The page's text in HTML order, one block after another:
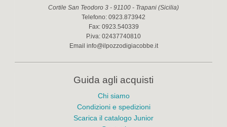
Cortile San Teodoro 3 - 91100 - Trapani (Sicilia)
Telefono: 0923.873942
Fax: 0923.540339
P.iva: 02437740810
Email info@ilpozzodigiacobbe.it
Guida agli acquisti
Chi siamo
Condizioni e spedizioni
Scarica il catalogo Junior